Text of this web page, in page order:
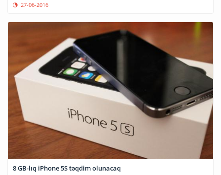
27-06-2016
8 GB-lıq iPhone 5S təqdim olunacaq